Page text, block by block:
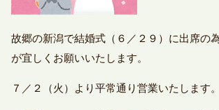
故郷の新潟で結婚式（６／２９）に出席の
が宜しくお願いいたします。
７／２（火）より平常通り営業いたします。